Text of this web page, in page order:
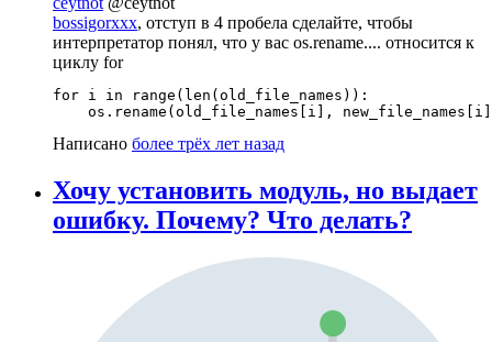
bossigorxxx, отступ в 4 пробела сделайте, чтобы
интерпретатор понял, что у вас os.rename.... относится к
циклу for
for i in range(len(old_file_names)):
os.rename(old_file_names[i],
Написано более трёх лет назад
Хочу установить модуль, но выдает
ошибку. Почему? Что делать?